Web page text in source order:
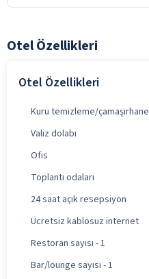
Otel Özellikleri
Otel Özellikleri
Kuru temizleme/çamaşırhane
Valiz dolabı
Ofis
Toplantı odaları
24 saat açık resepsiyon
Ücretsiz kablosuz internet
Restoran sayısı - 1
Bar/lounge sayısı - 1